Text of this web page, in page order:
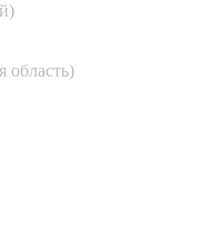
область)